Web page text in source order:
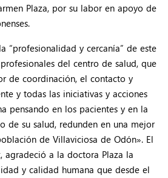
Plaza, por su labor en apoyo de
“profesionalidad y cercanía” de este
del centro de salud, que
de coordinación, el contacto y
y todas las iniciativas y acciones
pensando en los pacientes y en la
de su salud, redunden en una mejor
de Villaviciosa de Odón». El
agradeció a la doctora Plaza la
y calidad humana que desde el